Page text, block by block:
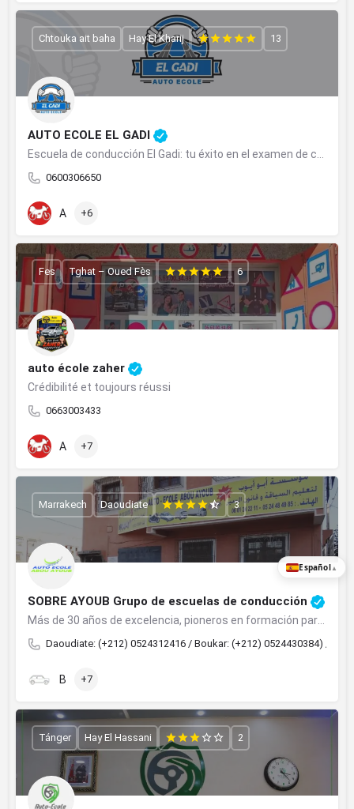
AUTO ECOLE EL GADI
0600306650
Chtouka ait baha Hay El Kharij 13
A +6
auto école zaher
Crédibilité et toujours réussi
0663003433
Fes Tghat – Oued Fès 6
A +7
SOBRE AYOUB Grupo de escuelas de conducción
Daoudiate: (+212) 0524312416 / Boukar: (+212) 0524430384) /
Marrakech Daoudiate 3
B +7
Tánger Hay El Hassani 2
Español ▲